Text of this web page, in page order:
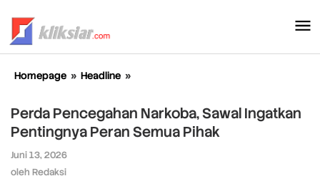
konten
Homepage » Headline »
Narkoba,
Sawal
Ingatkan
Perda Pencegahan Narkoba, Sawal Ingatkan
Pentingnya Peran Semua Pihak
Juni 13, 2026
oleh Redaksi